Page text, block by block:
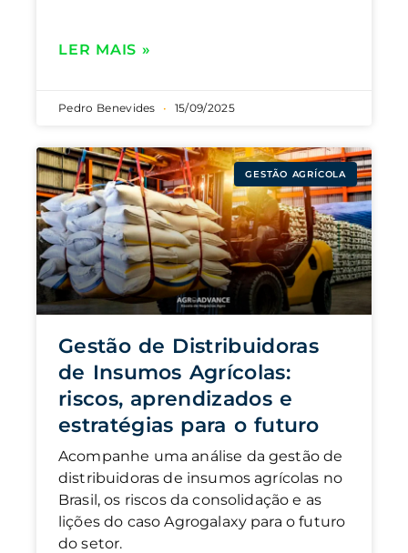
LER MAIS »
Pedro Benevides 15/09/2025
GESTÃO AGRÍCOLA
Gestão de Distribuidoras
de Insumos Agrícolas:
riscos, aprendizados e
estratégias para o futuro
Acompanhe uma análise da gestão de
distribuidoras de insumos agrícolas no
Brasil, os riscos da consolidação e as
lições do caso Agrogalaxy para o futuro
do setor.